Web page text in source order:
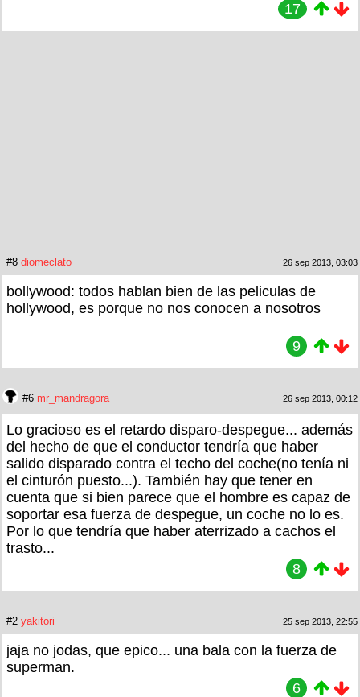
17
#8 diomeclato 26 sep 2013, 03:03
bollywood: todos hablan bien de las peliculas de
hollywood, es porque no nos conocen a nosotros
9
#6 mr_mandragora 26 sep 2013, 00:12
Lo gracioso es el retardo disparo-despegue... además
del hecho de que el conductor tendría que haber
salido disparado contra el techo del coche(no tenía ni
el cinturón puesto...). También hay que tener en
cuenta que si bien parece que el hombre es capaz de
soportar esa fuerza de despegue, un coche no lo es.
Por lo que tendría que haber aterrizado a cachos el
trasto...
8
#2 yakitori 25 sep 2013, 22:55
jaja no jodas, que epico... una bala con la fuerza de
superman.
6